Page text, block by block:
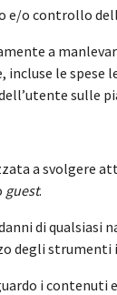
e/o controllo
a
le
sulle
a svolgere
guest.
di
degli
i contenuti